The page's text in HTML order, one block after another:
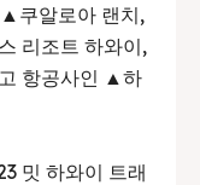
쿠알로아 랜치,
리조트 하와이,
항공사인 ▲하
밋 하와이 트래